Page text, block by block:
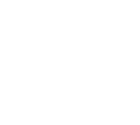
ャコールグレー）
ても喜んでました。ありがとうござ